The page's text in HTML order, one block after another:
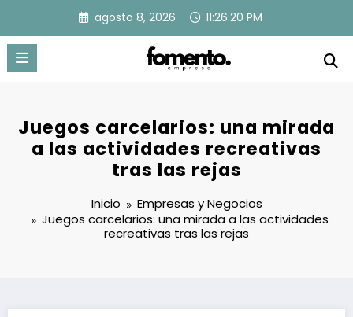
contenido
agosto 8, 2026 11:26:21 PM
Juegos carcelarios: una mirada
a las actividades recreativas
tras las rejas
Inicio
Empresas y Negocios
Juegos carcelarios: una mirada a las actividades
recreativas tras las rejas